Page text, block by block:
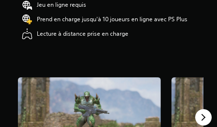
Jeu en ligne requis
Prend en charge jusqu'à 10 joueurs en ligne avec PS Plus
Lecture à distance prise en charge